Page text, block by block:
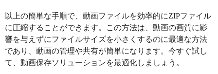
以上の簡単な手順で、動画ファイルを効率的にZIPファイル
に圧縮することができます。この方法は、動画の画質に影
響を与えずにファイルサイズを小さくするのに最適な方法
であり、動画の管理や共有が簡単になります。今すぐ試し
て、動画保存ソリューションを最適化しましょう。